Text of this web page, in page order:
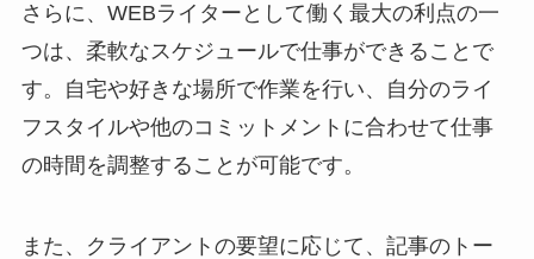
さらに、WEBライターとして働く最大の利点の一
つは、柔軟なスケジュールで仕事ができることで
す。自宅や好きな場所で作業を行い、自分のライ
フスタイルや他のコミットメントに合わせて仕事
の時間を調整することが可能です。
また、クライアントの要望に応じて、記事のトー